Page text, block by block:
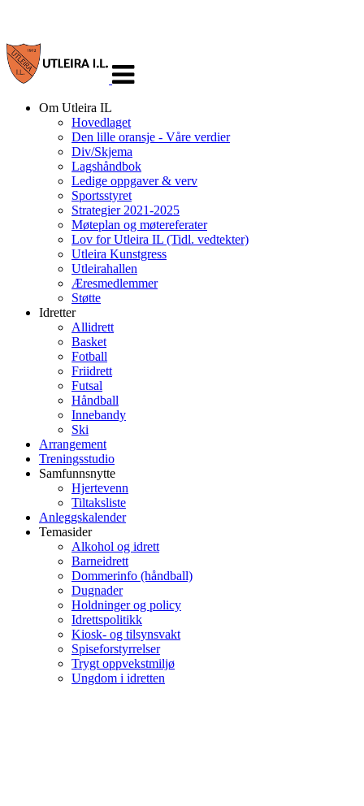
navigasjon
Om Utleira IL
Hovedlaget
Den lille oransje - Våre verdier
Div/Skjema
Lagshåndbok
Ledige oppgaver & verv
Sportsstyret
Strategier 2021-2025
Møteplan og møtereferater
Lov for Utleira IL (Tidl. vedtekter)
Utleira Kunstgress
Utleirahallen
Æresmedlemmer
Støtte
Idretter
Allidrett
Basket
Fotball
Friidrett
Futsal
Håndball
Innebandy
Ski
Arrangement
Treningsstudio
Samfunnsnytte
Hjertevenn
Tiltaksliste
Anleggskalender
Temasider
Alkohol og idrett
Barneidrett
Dommerinfo (håndball)
Dugnader
Holdninger og policy
Idrettspolitikk
Kiosk- og tilsynsvakt
Spiseforstyrrelser
Trygt oppvekstmiljø
Ungdom i idretten